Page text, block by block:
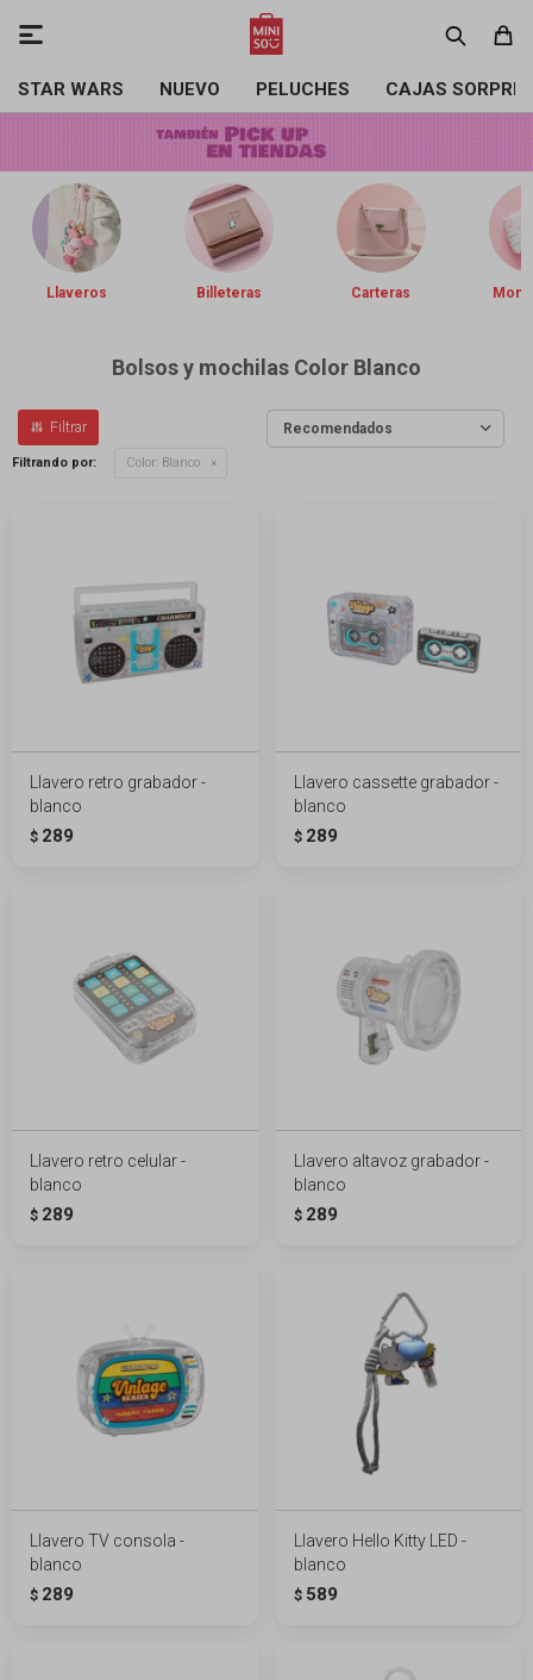
STAR WARS NUEVO PELUCHES CAJAS

Llaveros Billeteras Carteras
Bolsos y mochilas Color Blanco
Recomendados
Filtrando por: Color: Blanco
Llavero retro grabador -
blanco
$ 289
Llavero cassette grabador -
blanco
$ 289
Llavero retro celular -
blanco
$ 289
Llavero altavoz grabador -
blanco
$ 289
Llavero TV consola -
blanco
$ 289
Llavero Hello Kitty LED -
blanco
$ 589